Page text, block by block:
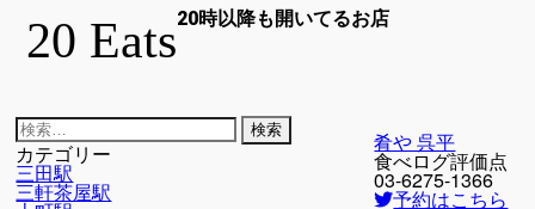
20 Eats20時以降も開いてるお店
検
索:
カテゴリー
三田駅
三軒茶屋駅
肴や 呉平
食べログ評価点
03-6275-1366
予約はこちら